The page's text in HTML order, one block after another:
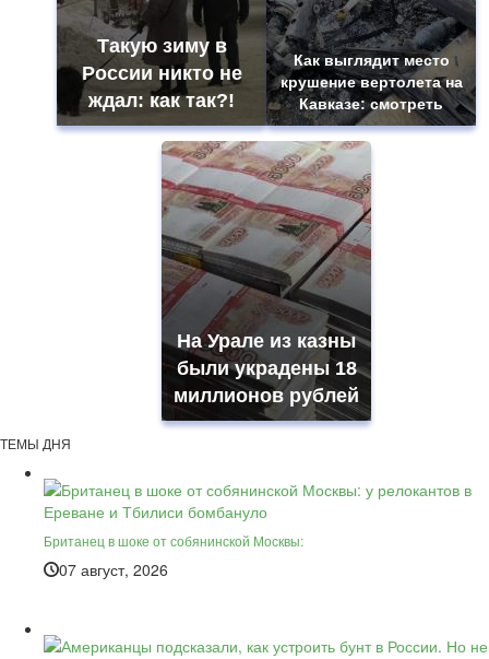
Такую зиму в
России никто не
ждал: как так?!
Как выглядит место
крушение вертолета на
Кавказе: смотреть
На Урале из казны
были украдены 18
миллионов рублей
ТЕМЫ ДНЯ
Британец в шоке от собянинской Москвы:
07 август, 2026